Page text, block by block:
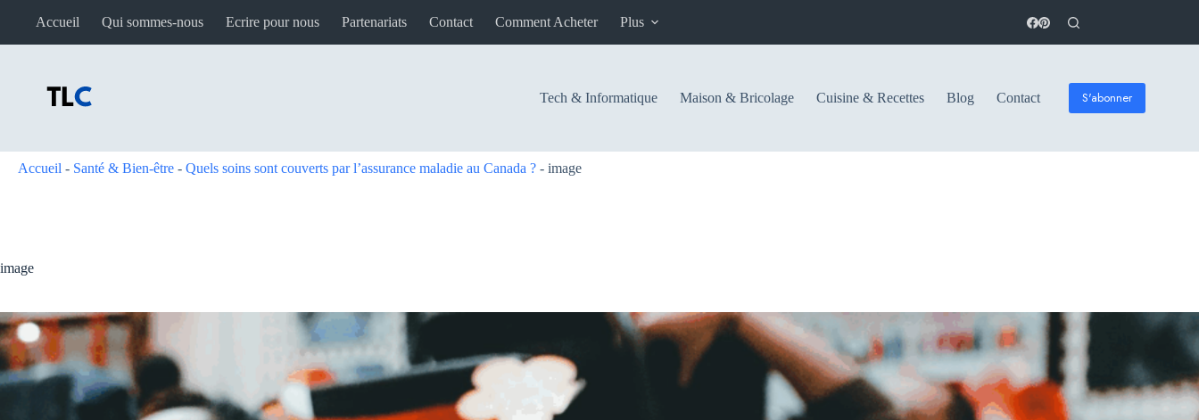
Accueil Qui sommes-nous Ecrire pour nous Partenariats Contact Comment Acheter Plus
Tech & Informatique Maison & Bricolage Cuisine & Recettes Blog Contact S'abonner
Accueil - Santé & Bien-être - Quels soins sont couverts par l’assurance maladie au Canada ? - image
image